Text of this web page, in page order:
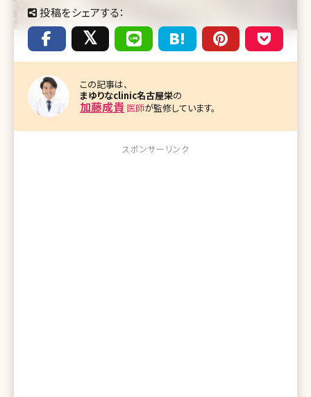
投稿をシェアする：
この記事は、
まゆりなclinic名古屋栄の
加藤成貴 医師が監修しています。
スポンサーリンク